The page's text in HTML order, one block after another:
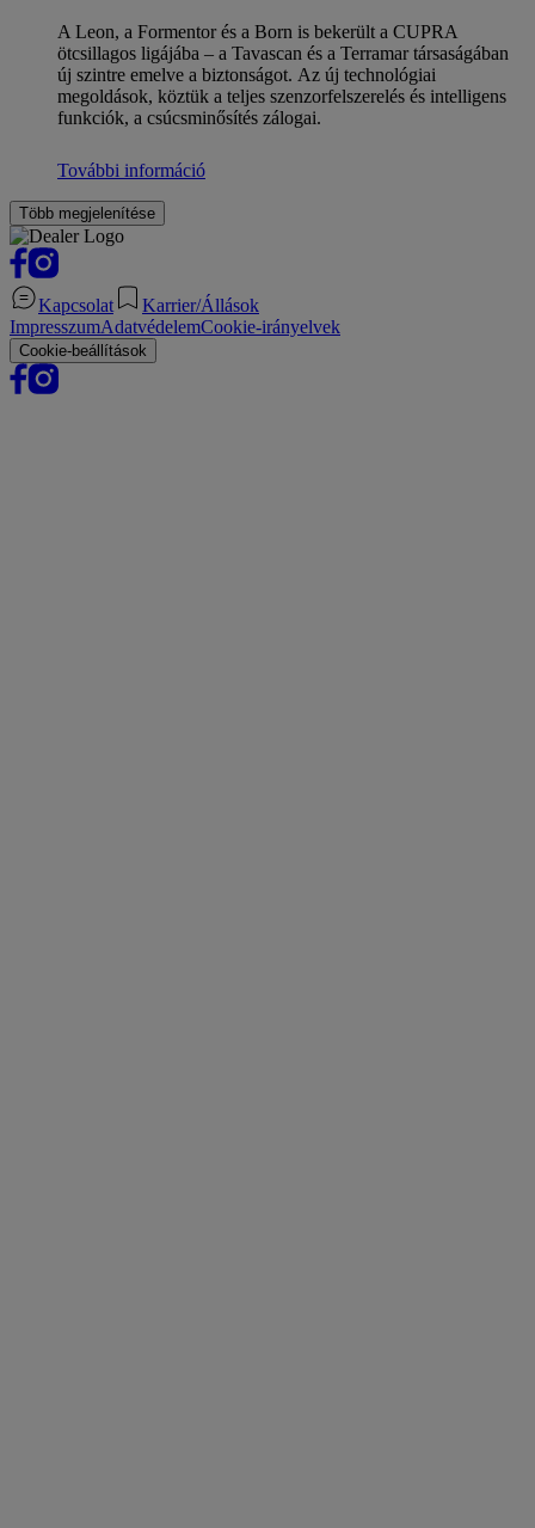
A Leon, a Formentor és a Born is bekerült a CUPRA
ötcsillagos ligájába – a Tavascan és a Terramar társaságában
új szintre emelve a biztonságot. Az új technológiai
megoldások, köztük a teljes szenzorfelszerelés és intelligens
funkciók, a csúcsminősítés zálogai.
További információ
Több megjelenítése
Kapcsolat
Karrier/Állások
ImpresszumAdatvédelemCookie-irányelvek
Cookie-beállítások